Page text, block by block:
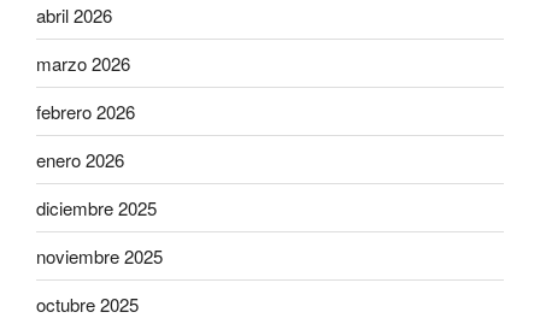
abril 2026
marzo 2026
febrero 2026
enero 2026
diciembre 2025
noviembre 2025
octubre 2025